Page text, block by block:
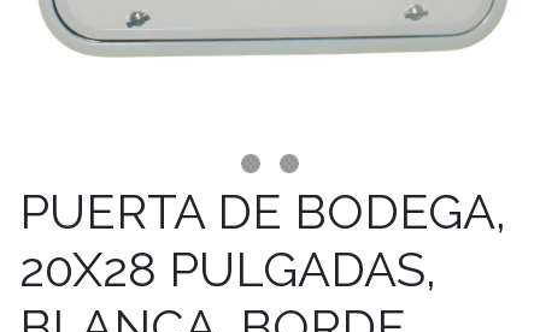
PUERTA DE BODEGA,
20X28 PULGADAS,